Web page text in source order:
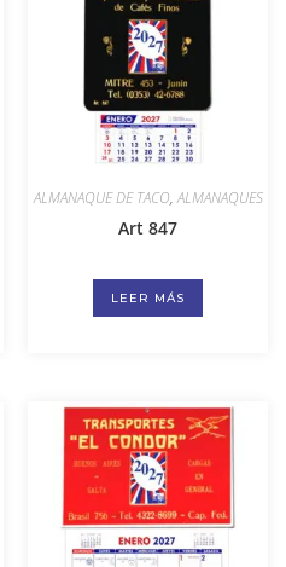
ALMANAQUE DE TACO,ALMANAQUES
Art 847
LEER MÁS